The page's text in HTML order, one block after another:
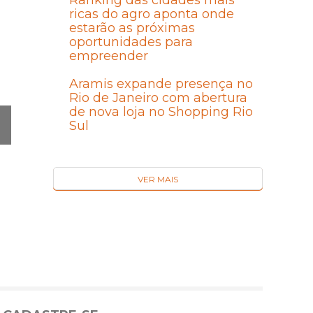
ricas do agro aponta onde
estarão as próximas
oportunidades para
empreender
Aramis expande presença no
Rio de Janeiro com abertura
de nova loja no Shopping Rio
Sul
VER MAIS